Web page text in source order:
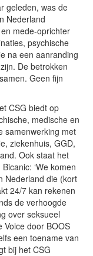
geleden, was de
Nederland
mede-oprichter
psychische
na een aanranding
De betrokken
Geen fijn
CSG biedt op
medische en
samenwerking met
ziekenhuis, GGD,
Ook staat het
‘We komen
Nederland die (kort
24/7 kan rekenen
de verhoogde
over seksueel
Voice door BOOS
een toename van
bij het CSG